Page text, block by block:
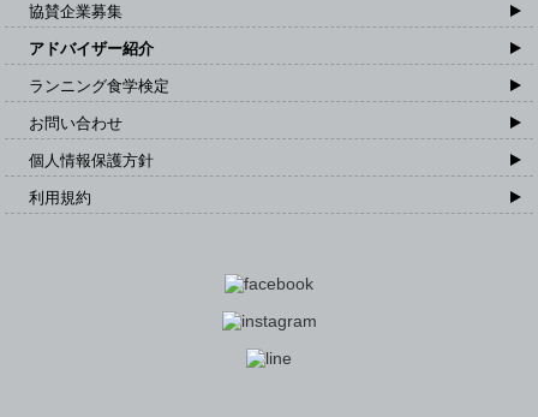
協賛企業募集
アドバイザー紹介
ランニング食学検定
お問い合わせ
個人情報保護方針
利用規約